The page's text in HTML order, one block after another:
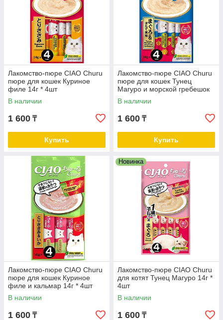
Лакомство-пюре CIAO Churu
пюре для кошек Куриное
филе 14г * 4шт
В наличии
1 600 ₸
Купить
Лакомство-пюре CIAO Churu
пюре для кошек Тунец
Магуро и морской гребешок
14г * 4шт
В наличии
1 600 ₸
Купить
Лакомство-пюре CIAO Churu
пюре для кошек Куриное
филе и кальмар 14г * 4шт
В наличии
1 600 ₸
Новинка
Лакомство-пюре CIAO Churu
для котят Тунец Магуро 14г *
4шт
В наличии
1 600 ₸